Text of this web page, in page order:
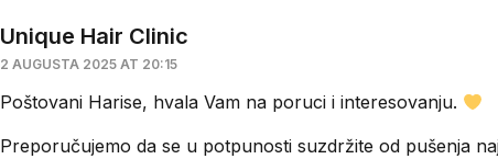
Unique Hair Clinic
2 AUGUSTA 2025 AT 20:15
Poštovani Harise, hvala Vam na poruci i interesovanju.
Preporučujemo da se u potpunosti suzdržite od pušenja